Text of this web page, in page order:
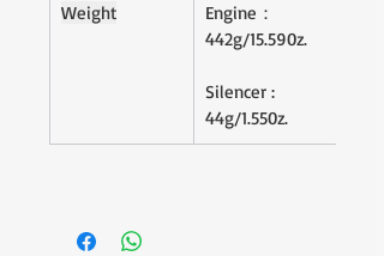
Weight
Engine：
442g/15.590z.
Silencer :
44g/1.550z.